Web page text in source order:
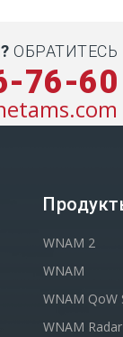
ОБРАТИТЕСЬ
76-60
WNAM 2
WNAM
WNAM QoW
WNAM Radar